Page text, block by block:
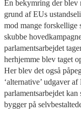
En bekymring der blev
grund af EUs
mod mange forskellige
skubbe
parlamentsarbejdet
herhjemme blev taget
Her blev det også
‘alternative’ udgaver
parlamentsarbejdet
bygger på